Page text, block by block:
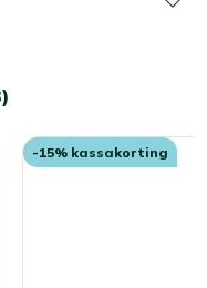
-15% kassakorting